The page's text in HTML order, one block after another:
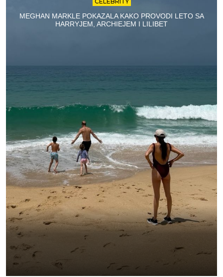
MEGHAN MARKLE POKAZALA KAKO PROVODI LETO SA
HARRYJEM, ARCHIEJEM I LILIBET